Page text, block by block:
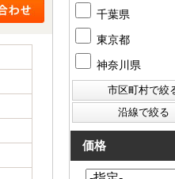
千葉県
東京都
神奈川県
価格